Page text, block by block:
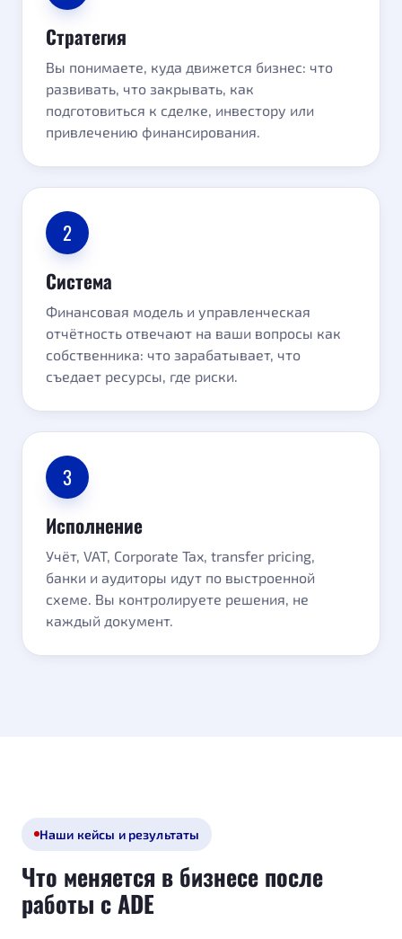
Стратегия
Вы понимаете, куда движется бизнес: что
развивать, что закрывать, как
подготовиться к сделке, инвестору или
привлечению финансирования.
2
Система
Финансовая модель и управленческая
отчётность отвечают на ваши вопросы как
собственника: что зарабатывает, что
съедает ресурсы, где риски.
3
Исполнение
Учёт, VAT, Corporate Tax, transfer pricing,
банки и аудиторы идут по выстроенной
схеме. Вы контролируете решения, не
каждый документ.
Наши кейсы и результаты
Что меняется в бизнесе после
работы с ADE